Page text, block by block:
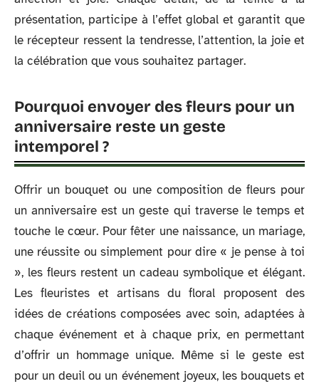
présentation, participe à l’effet global et garantit que
le récepteur ressent la tendresse, l’attention, la joie et
la célébration que vous souhaitez partager.
Pourquoi envoyer des fleurs pour un
anniversaire reste un geste
intemporel ?
Offrir un bouquet ou une composition de fleurs pour
un anniversaire est un geste qui traverse le temps et
touche le cœur. Pour fêter une naissance, un mariage,
une réussite ou simplement pour dire « je pense à toi
», les fleurs restent un cadeau symbolique et élégant.
Les fleuristes et artisans du floral proposent des
idées de créations composées avec soin, adaptées à
chaque événement et à chaque prix, en permettant
d’offrir un hommage unique. Même si le geste est
pour un deuil ou un événement joyeux, les bouquets et